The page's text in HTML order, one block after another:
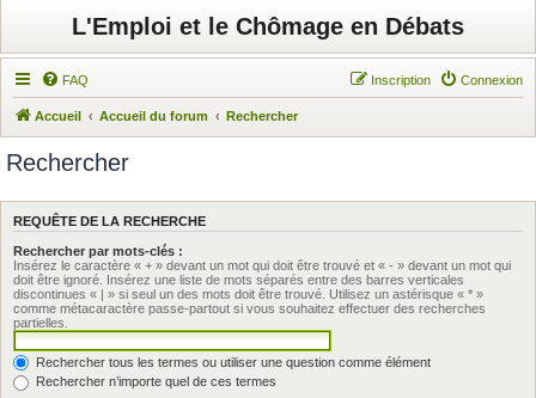
L'Emploi et le Chômage en Débats
FAQ Connexion
Inscription
Accueil Accueil du forum Rechercher
Rechercher
REQUÊTE DE LA RECHERCHE
Rechercher par mots-clés :
Insérez le caractère « + » devant un mot qui doit être trouvé et « - » devant un mot qui
doit être ignoré. Insérez une liste de mots séparés entre des barres verticales
discontinues « | » si seul un des mots doit être trouvé. Utilisez un astérisque « * »
comme métacaractère passe-partout si vous souhaitez effectuer des recherches
partielles.
Rechercher tous les termes ou utiliser une question comme élément
Rechercher n’importe quel de ces termes